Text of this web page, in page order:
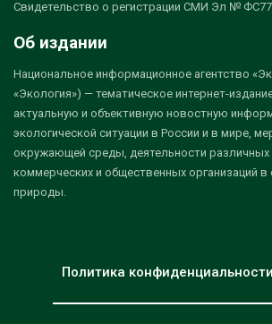
Свидетельство о регистрации СМИ Эл №
Об издании
Национальное информационное агентство
«Экология») — тематическое интернет-
актуальную и объективную новостную
экологической ситуации в России и в мире,
окружающей среды, деятельности различных
коммерческих и общественных организаций
природы.
Политика